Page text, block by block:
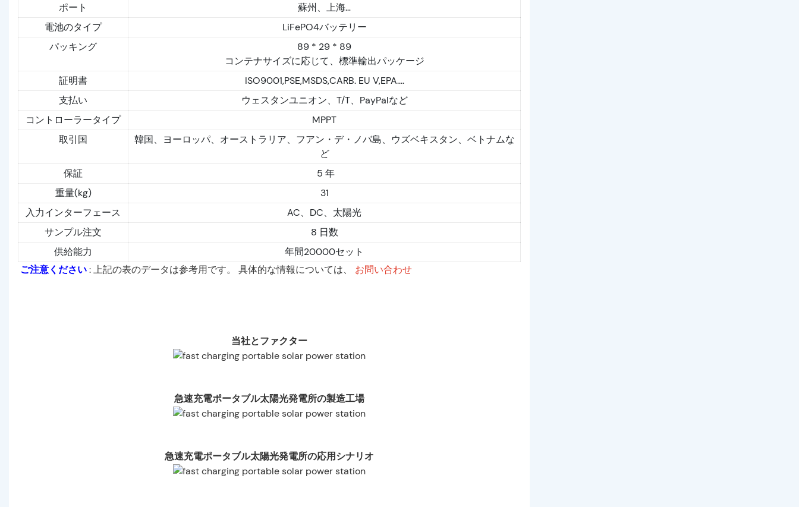
ポート
蘇州、上海…
電池のタイプ
LiFePO4バッテリー
パッキング
89 * 29 * 89
コンテナサイズに応じて、標準輸出パッケージ
証明書
ISO9001,PSE,MSDS,CARB. EU V,EPA....
支払い
ウェスタンユニオン、T/T、PayPalなど
コントローラータイプ
MPPT
取引国
韓国、ヨーロッパ、オーストラリア、フアン・デ・ノバ島、ウズベキスタン、ベトナムな
ど
保証
5 年
重量(kg)
31
入力インターフェース
AC、DC、太陽光
サンプル注文
8 日数
供給能力
年間20000セット
ご注意ください: 上記の表のデータは参考用です。 具体的な情報については、 お問い合わせ
当社とファクター
急速充電ポータブル太陽光発電所の製造工場
急速充電ポータブル太陽光発電所の応用シナリオ